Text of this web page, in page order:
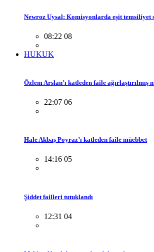
Newroz Uysal: Komisyonlarda eşit temsiliyet
08:22 08
HUKUK
Özlem Arslan’ı katleden faile ağırlaştırılmış
22:07 06
Hale Akbaş Poyraz’ı katleden faile müebbet
14:16 05
Şiddet failleri tutuklandı
12:31 04